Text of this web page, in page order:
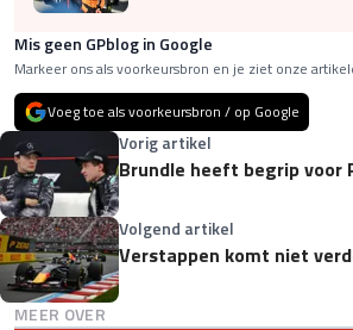
Mis geen GPblog in Google
Markeer ons als voorkeursbron en je ziet onze
Voeg toe als voorkeursbron / op Google
Vorig artikel
Brundle heeft begrip voor
Volgend artikel
Verstappen komt niet
MEER OVER